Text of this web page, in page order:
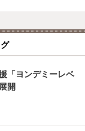
「ヨンデミーレベ
開